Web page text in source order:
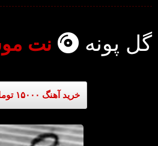
گل پونه نت
خرید آهنگ ۱۵۰۰۰ تومان